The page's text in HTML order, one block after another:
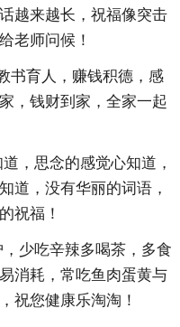
越来越长，祝福像突击
老师问候！
书育人，赚钱积德，感
，钱财到家，全家一起
，思念的感觉心知道，
道，没有华丽的词语，
祝福！
少吃辛辣多喝茶，多食
消耗，常吃鱼肉蛋黄与
祝您健康乐淘淘！